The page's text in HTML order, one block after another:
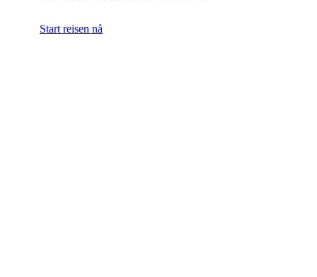
Start reisen nå